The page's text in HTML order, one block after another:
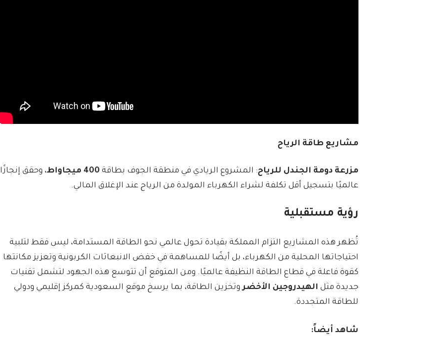
مشاريع طاقة الرياح
مزرعة دومة الجندل للرياح: المشروع الريادي في منطقة الجوف بطاقة 400 ميجاواط
، وحقق إنجازًا
عالميًا بتسجيل أقل تكلفة لشراء الكهرباء المولدة من الرياح عند الإغلاق المالي.
رؤية مستقبلية
تُظهر هذه المشاريع التزام المملكة بقيادة تحول عالمي نحو الطاقة المستدامة، ليس فقط لتلبية
احتياجاتها المحلية من الكهرباء، بل أيضًا للمساهمة في خفض الانبعاثات الكربونية وتعزيز مكانتها
كقوة فاعلة في قطاع الطاقة النظيفة عالميًا. ومن المتوقع أن تتوسع هذه الجهود لتشمل تقنيات
جديدة مثل الهيدروجين الأخضروتخزين الطاقة، بما يرسخ موقع السعودية كمركز إقليمي ودولي
للطاقة المتجددة.
شاهد أيضاً: